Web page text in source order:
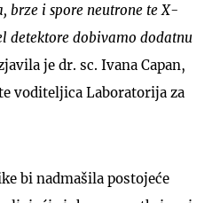
brze i spore neutrone te X-
detektore dobivamo dodatnu
je dr. sc. Ivana Capan,
voditeljica Laboratorija za
bi nadmašila postojeće